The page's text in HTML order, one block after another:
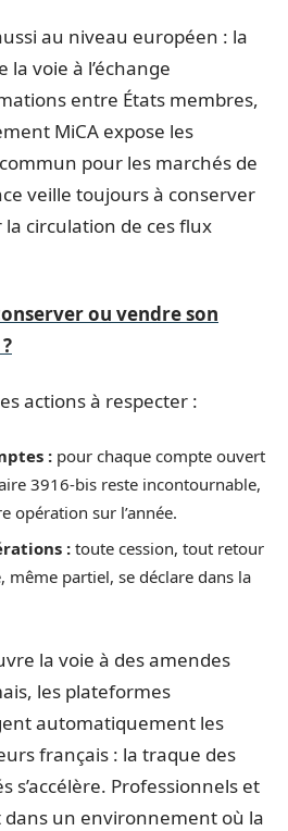
au niveau européen : la
la voie à l’échange
entre États membres,
MiCA expose les
pour les marchés de
veille toujours à conserver
circulation de ces flux
ou vendre son
actions à respecter :
: pour chaque compte ouvert
3916-bis reste incontournable,
opération sur l’année.
: toute cession, tout retour
même partiel, se déclare dans la
la voie à des amendes
les plateformes
automatiquement les
français : la traque des
s’accélère. Professionnels et
un environnement où la